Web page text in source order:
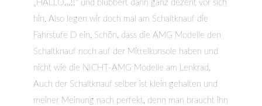
„HALLO…!!“ und blubbert dann ganz dezent vor sich
hin. Also legen wir doch mal am Schaltknauf die
Fahrstufe D ein. Schön, dass die AMG Modelle den
Schaltknauf noch auf der Mittelkonsole haben und
nicht wie die NICHT-AMG Modelle am Lenkrad.
Auch der Schaltknauf selber ist klein gehalten und
meiner Meinung nach perfekt, denn man braucht ihn